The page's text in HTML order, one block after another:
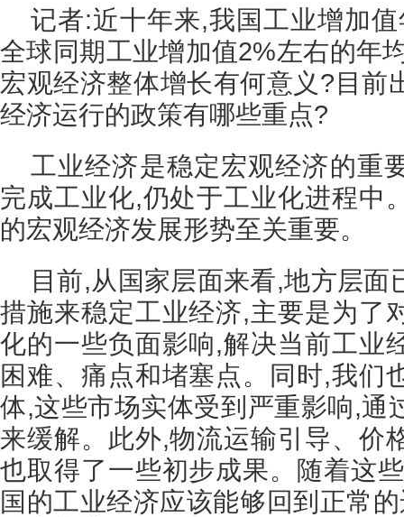
记者:近十年来,我国工业增加
全球同期工业增加值2%左右的年
宏观经济整体增长有何意义?目前
经济运行的政策有哪些重点?
工业经济是稳定宏观经济的重
完成工业化,仍处于工业化进程中
的宏观经济发展形势至关重要。
目前,从国家层面来看,地方层面
措施来稳定工业经济,主要是为了
化的一些负面影响,解决当前工业
困难、痛点和堵塞点。同时,我们
体,这些市场实体受到严重影响,通
来缓解。此外,物流运输引导、价
也取得了一些初步成果。随着这
国的工业经济应该能够回到正常